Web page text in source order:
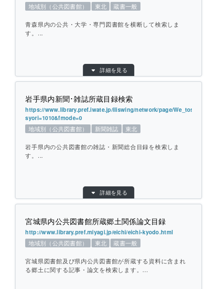
横断方式： 対象館のデータベースを横断して検索
ひとこと紹介： 北海道北見地域の公共図書館を横断して検
地域別（公共図書館） 東北 蔵書一般
青森県内の公共・大学・専門図書館を横断して検索しま
す。...
蔵書一般
=179
提供元： 青森県立図書館
対象館数： 38
地域： 東北
横断方式： 対象館のデータベースを横断して検索
ひとこと紹介：
個別ページを開く
詳細を見る
岩手県内新聞･雑誌所蔵目録検索
https://www.library.pref.iwate.jp/iliswing/network/page/
syori=1010&fmode=0
地域別（公共図書館） 新聞雑誌 東北
岩手県内の公共図書館の雑誌・新聞総合目録を検索しま
す。...
新聞雑誌
work/page/We_tosyokan_riyo/jsp/Refkensa
ku.jsp?syori=1010&fmode=0
提供元： 岩手県立図書館
地域： 東北
詳細を見る
宮城県内公共図書館所蔵郷土関係論文目録
http://www.library.pref.miyagi.jp/eichi/eichi-kyodo.html
地域別（公共図書館） 東北 蔵書一般
宮城県図書館及び県内公共図書館が所蔵する資料に含まれ
る郷土に関する記事・論文を検索します。...